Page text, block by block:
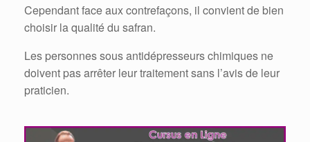
Cependant face aux contrefaçons, il convient de bien
choisir la qualité du safran.
Les personnes sous antidépresseurs chimiques ne
doivent pas arrêter leur traitement sans l’avis de leur
praticien.